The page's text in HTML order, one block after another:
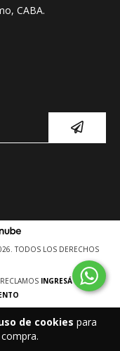
de cookies para
CABA.
TODOS LOS DERECHOS
INGRESÁ ACÁ.